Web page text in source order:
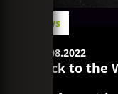
News
25.08.2022
Back to the